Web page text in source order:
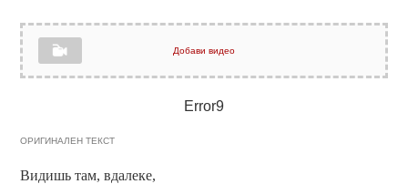
Добави видео
Error9
ОРИГИНАЛЕН ТЕКСТ
Видишь там, вдалеке,